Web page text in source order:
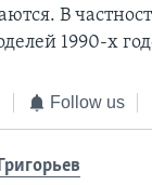
В
1990-х
Follow us